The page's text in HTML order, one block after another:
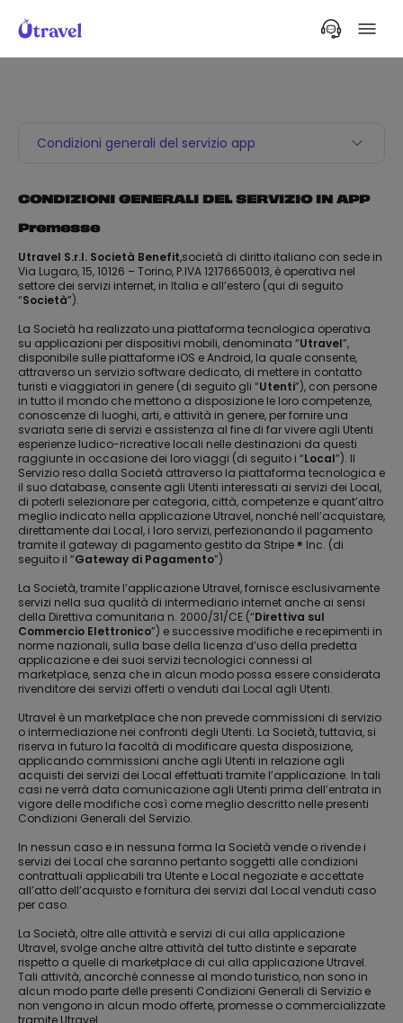
Condizioni generali del servizio app
CONDIZIONI GENERALI DEL SERVIZIO IN APP
Premesse
Utravel S.r.l. Società Benefit,società di diritto italiano con sede in
Via Lugaro, 15, 10126 – Torino, P.IVA 12176650013, è operativa nel
settore dei servizi internet, in Italia e all’estero (qui di seguito
“Società”).
La Società ha realizzato una piattaforma tecnologica operativa
su applicazioni per dispositivi mobili, denominata “Utravel”,
disponibile sulle piattaforme iOS e Android, la quale consente,
attraverso un servizio software dedicato, di mettere in contatto
turisti e viaggiatori in genere (di seguito gli “Utenti”), con persone
in tutto il mondo che mettono a disposizione le loro competenze,
conoscenze di luoghi, arti, e attività in genere, per fornire una
svariata serie di servizi e assistenza al fine di far vivere agli Utenti
esperienze ludico-ricreative locali nelle destinazioni da questi
raggiunte in occasione dei loro viaggi (di seguito i “Local”). Il
Servizio reso dalla Società attraverso la piattaforma tecnologica e
il suo database, consente agli Utenti interessati ai servizi dei Local,
di poterli selezionare per categoria, città, competenze e quant’altro
meglio indicato nella applicazione Utravel, nonché nell’acquistare,
direttamente dai Local, i loro servizi, perfezionando il pagamento
tramite il gateway di pagamento gestito da Stripe ® Inc. (di
seguito il “Gateway di Pagamento”)
La Società, tramite l’applicazione Utravel, fornisce esclusivamente
servizi nella sua qualità di intermediario internet anche ai sensi
della Direttiva comunitaria n. 2000/31/CE (“Direttiva sul
Commercio Elettronico”) e successive modifiche e recepimenti in
norme nazionali, sulla base della licenza d’uso della predetta
applicazione e dei suoi servizi tecnologici connessi al
marketplace, senza che in alcun modo possa essere considerata
rivenditore dei servizi offerti o venduti dai Local agli Utenti.
Utravel è un marketplace che non prevede commissioni di servizio
o intermediazione nei confronti degli Utenti. La Società, tuttavia, si
riserva in futuro la facoltà di modificare questa disposizione,
applicando commissioni anche agli Utenti in relazione agli
acquisti dei servizi dei Local effettuati tramite l’applicazione. In tali
casi ne verrà data comunicazione agli Utenti prima dell’entrata in
vigore delle modifiche così come meglio descritto nelle presenti
Condizioni Generali del Servizio.
In nessun caso e in nessuna forma la Società vende o rivende i
servizi dei Local che saranno pertanto soggetti alle condizioni
contrattuali applicabili tra Utente e Local negoziate e accettate
all’atto dell’acquisto e fornitura dei servizi dal Local venduti caso
per caso.
La Società, oltre alle attività e servizi di cui alla applicazione
Utravel, svolge anche altre attività del tutto distinte e separate
rispetto a quelle di marketplace di cui alla applicazione Utravel.
Tali attività, ancorché connesse al mondo turistico, non sono in
alcun modo parte delle presenti Condizioni Generali di Servizio e
non vengono in alcun modo offerte, promesse o commercializzate
tramite Utravel.